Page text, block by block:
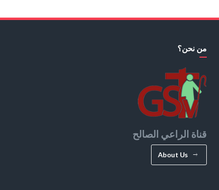
من نحن؟
قناة الراعي الصالح
About Us